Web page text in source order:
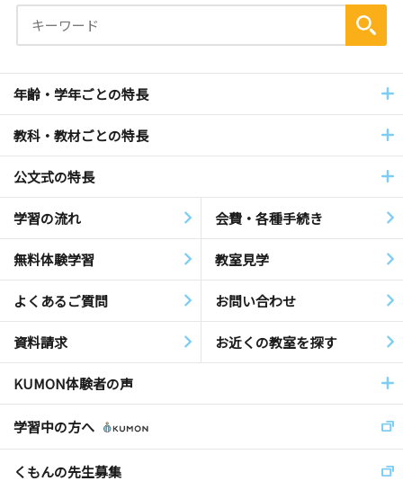
年齢・学年ごとの特長
教科・教材ごとの特長
公文式の特長
学習の流れ 会費・各種手続き
無料体験学習 教室見学
よくあるご質問 お問い合わせ
資料請求 お近くの教室を探す
KUMON体験者の声
学習中の方へ
くもんの先生募集